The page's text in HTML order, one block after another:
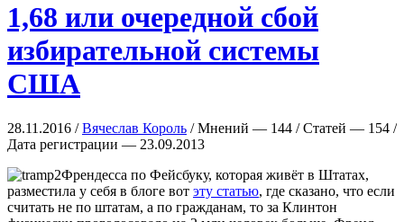
1,68 или очередной сбой
избирательной системы
США
28.11.2016 /Вячеслав Король / Мнений — 144 / Статей — 154 /
Дата регистрации — 23.09.2013
Френдесса по Фейсбуку, которая живёт в Штатах,
разместила у себя в блоге вот эту статью, где сказано, что если
считать не по штатам, а по гражданам, то за Клинтон